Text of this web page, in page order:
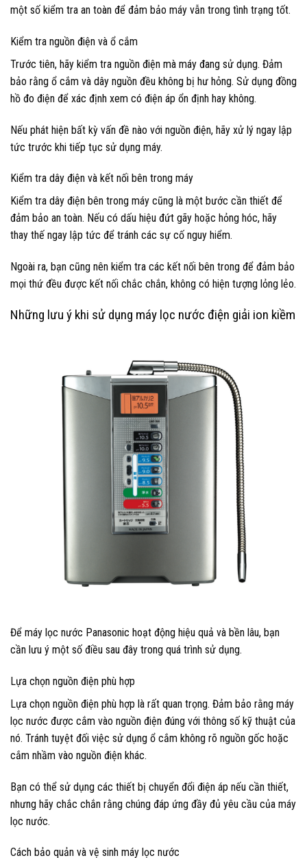
một số kiểm tra an toàn để đảm bảo máy vẫn trong tình trạng tốt.
Kiểm tra nguồn điện và ổ cắm
Trước tiên, hãy kiểm tra nguồn điện mà máy đang sử dụng. Đảm
bảo rằng ổ cắm và dây nguồn đều không bị hư hỏng. Sử dụng đồng
hồ đo điện để xác định xem có điện áp ổn định hay không.
Nếu phát hiện bất kỳ vấn đề nào với nguồn điện, hãy xử lý ngay lập
tức trước khi tiếp tục sử dụng máy.
Kiểm tra dây điện và kết nối bên trong máy
Kiểm tra dây điện bên trong máy cũng là một bước cần thiết để
đảm bảo an toàn. Nếu có dấu hiệu đứt gãy hoặc hỏng hóc, hãy
thay thế ngay lập tức để tránh các sự cố nguy hiểm.
Ngoài ra, bạn cũng nên kiểm tra các kết nối bên trong để đảm bảo
mọi thứ đều được kết nối chắc chắn, không có hiện tượng lỏng lẻo.
Những lưu ý khi sử dụng máy lọc nước điện giải ion kiềm
Để máy lọc nước Panasonic hoạt động hiệu quả và bền lâu, bạn
cần lưu ý một số điều sau đây trong quá trình sử dụng.
Lựa chọn nguồn điện phù hợp
Lựa chọn nguồn điện phù hợp là rất quan trọng. Đảm bảo rằng máy
lọc nước được cắm vào nguồn điện đúng với thông số kỹ thuật của
nó. Tránh tuyệt đối việc sử dụng ổ cắm không rõ nguồn gốc hoặc
cắm nhầm vào nguồn điện khác.
Bạn có thể sử dụng các thiết bị chuyển đổi điện áp nếu cần thiết,
nhưng hãy chắc chắn rằng chúng đáp ứng đầy đủ yêu cầu của máy
lọc nước.
Cách bảo quản và vệ sinh máy lọc nước